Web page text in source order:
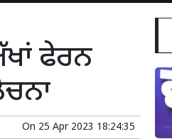
ਫੇਰਨ
On 25 Apr 2023 18:24:35